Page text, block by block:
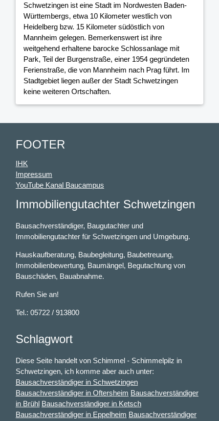
Schwetzingen ist eine Stadt im Nordwesten Baden-
Württembergs, etwa 10 Kilometer westlich von
Heidelberg bzw. 15 Kilometer südöstlich von
Mannheim gelegen. Bemerkenswert ist ihre
weitgehend erhaltene barocke Schlossanlage mit
Park, Teil der Burgenstraße, einer 1954 gegründeten
Ferienstraße, die von Mannheim nach Prag führt. Im
Stadtgebiet liegen außer der Stadt Schwetzingen
keine weiteren Ortschaften.
FOOTER
IHK
Impressum
YouTube Kanal Baucampus
Immobiliengutachter Schwetzingen
Bausachverständiger, Baugutachter und
Immobiliengutachter für Schwetzingen und Umgebung.
Hauskaufberatung, Baubegleitung, Baubetreuung,
Immobilienbewertung, Baumängel, Begutachtung von
Bauschäden, Bauabnahme.
Rufen Sie an!
Tel.: 05722 / 913800
Schlagwort
Diese Seite handelt von Schimmel - Schimmelpilz in
Schwetzingen, ich komme aber auch unter:
Bausachverständiger in Schwetzingen
Bausachverständiger in Oftersheim Bausachverständiger
in Brühl Bausachverständiger in Ketsch
Bausachverständiger in Eppelheim Bausachverständiger